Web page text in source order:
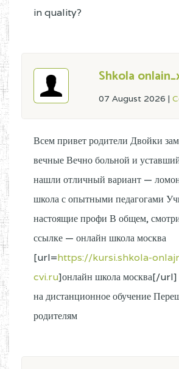
in quality?
Shkola
07 August 2026 |
Всем привет родители Двойки
вечные Вечно больной и
нашли отличный вариант —
школа с опытными педагогами
настоящие профи В общем,
ссылке — онлайн школа москва
[url=https://kursi.shkola-
cvi.ru]онлайн школа москва[/url]
на дистанционное обучение
родителям